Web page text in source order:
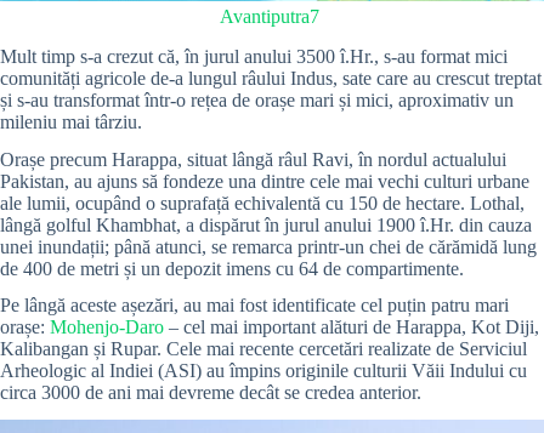
Avantiputra7
Mult timp s-a crezut că, în jurul anului 3500 î.Hr., s-au format mici
comunități agricole de-a lungul râului Indus, sate care au crescut treptat
și s-au transformat într-o rețea de orașe mari și mici, aproximativ un
mileniu mai târziu.
Orașe precum Harappa, situat lângă râul Ravi, în nordul actualului
Pakistan, au ajuns să fondeze una dintre cele mai vechi culturi urbane
ale lumii, ocupând o suprafață echivalentă cu 150 de hectare. Lothal,
lângă golful Khambhat, a dispărut în jurul anului 1900 î.Hr. din cauza
unei inundații; până atunci, se remarca printr-un chei de cărămidă lung
de 400 de metri și un depozit imens cu 64 de compartimente.
Pe lângă aceste așezări, au mai fost identificate cel puțin patru mari
orașe: Mohenjo-Daro – cel mai important alături de Harappa, Kot Diji,
Kalibangan și Rupar. Cele mai recente cercetări realizate de Serviciul
Arheologic al Indiei (ASI) au împins originile culturii Văii Indului cu
circa 3000 de ani mai devreme decât se credea anterior.